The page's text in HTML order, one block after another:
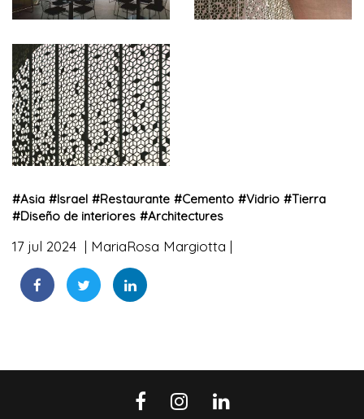
#Asia #Israel #Restaurante #Cemento #Vidrio #Tierra
#Diseño de interiores #Architectures
17 jul 2024 MariaRosa Margiotta